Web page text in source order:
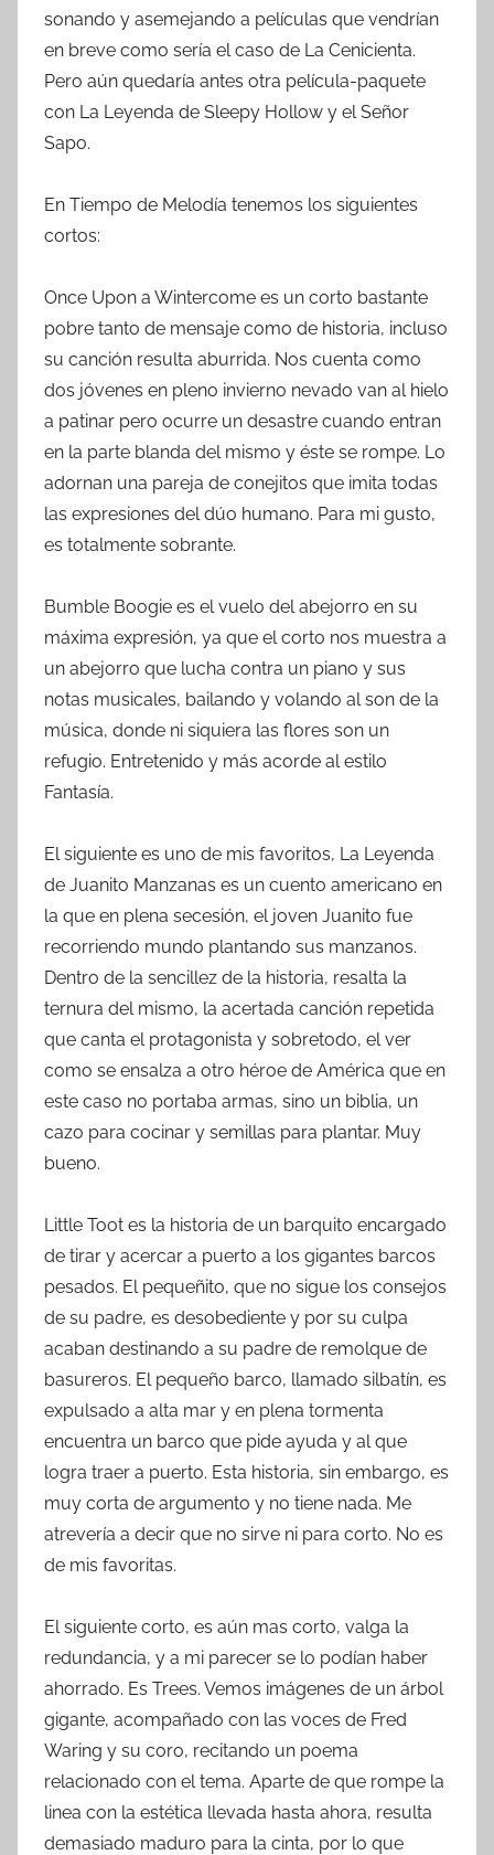
sonando y asemejando a películas que vendrían
en breve como sería el caso de La Cenicienta.
Pero aún quedaría antes otra película-paquete
con La Leyenda de Sleepy Hollow y el Señor
Sapo.
En Tiempo de Melodía tenemos los siguientes
cortos:
Once Upon a Wintercome es un corto bastante
pobre tanto de mensaje como de historia, incluso
su canción resulta aburrida. Nos cuenta como
dos jóvenes en pleno invierno nevado van al hielo
a patinar pero ocurre un desastre cuando entran
en la parte blanda del mismo y éste se rompe. Lo
adornan una pareja de conejitos que imita todas
las expresiones del dúo humano. Para mi gusto,
es totalmente sobrante.
Bumble Boogie es el vuelo del abejorro en su
máxima expresión, ya que el corto nos muestra a
un abejorro que lucha contra un piano y sus
notas musicales, bailando y volando al son de la
música, donde ni siquiera las flores son un
refugio. Entretenido y más acorde al estilo
Fantasía.
El siguiente es uno de mis favoritos, La Leyenda
de Juanito Manzanas es un cuento americano en
la que en plena secesión, el joven Juanito fue
recorriendo mundo plantando sus manzanos.
Dentro de la sencillez de la historia, resalta la
ternura del mismo, la acertada canción repetida
que canta el protagonista y sobretodo, el ver
como se ensalza a otro héroe de América que en
este caso no portaba armas, sino un biblia, un
cazo para cocinar y semillas para plantar. Muy
bueno.
Little Toot es la historia de un barquito encargado
de tirar y acercar a puerto a los gigantes barcos
pesados. El pequeñito, que no sigue los consejos
de su padre, es desobediente y por su culpa
acaban destinando a su padre de remolque de
basureros. El pequeño barco, llamado silbatín, es
expulsado a alta mar y en plena tormenta
encuentra un barco que pide ayuda y al que
logra traer a puerto. Esta historia, sin embargo, es
muy corta de argumento y no tiene nada. Me
atrevería a decir que no sirve ni para corto. No es
de mis favoritas.
El siguiente corto, es aún mas corto, valga la
redundancia, y a mi parecer se lo podían haber
ahorrado. Es Trees. Vemos imágenes de un árbol
gigante, acompañado con las voces de Fred
Waring y su coro, recitando un poema
relacionado con el tema. Aparte de que rompe la
linea con la estética llevada hasta ahora, resulta
demasiado maduro para la cinta, por lo que